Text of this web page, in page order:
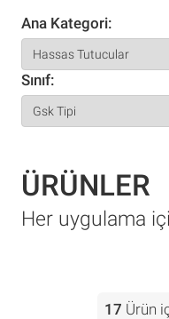
Ana Kategori:
Sınıf:
ÜRÜNLER
Her uygulama
17 Ürün